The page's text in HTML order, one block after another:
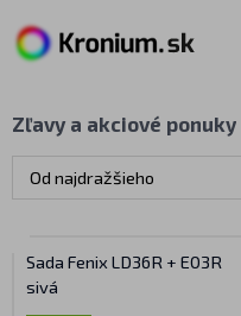
Zľavy a akciové ponuky
Od najdražšieho
Sada Fenix LD36R + E03R
sivá